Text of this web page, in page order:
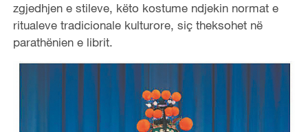
zgjedhjen e stileve, këto kostume ndjekin normat e
ritualeve tradicionale kulturore, siç theksohet në
parathënien e librit.